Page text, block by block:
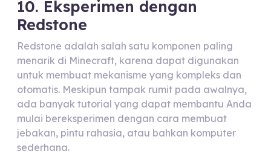
10. Eksperimen dengan
Redstone
Redstone adalah salah satu komponen paling
menarik di Minecraft, karena dapat digunakan
untuk membuat mekanisme yang kompleks dan
otomatis. Meskipun tampak rumit pada awalnya,
ada banyak tutorial yang dapat membantu Anda
mulai bereksperimen dengan cara membuat
jebakan, pintu rahasia, atau bahkan komputer
sederhana.